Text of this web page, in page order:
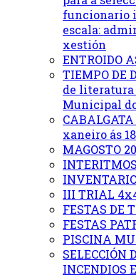
funcionario
escala:
xestión
ENTROIDO
TIEMPO DE
de
Municipal
xaneiro ás
MAGOSTO
III TRIAL
FESTAS DE
FESTAS
PISCINA
SELECCIÓN
INCENDIOS